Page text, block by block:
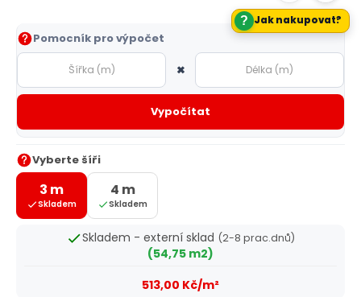
Měrná
cena:
Pomocník pro výpočet
×
Vypočítat
Vyberte šíři
3 m
Skladem
4 m
Skladem
Skladem - externí sklad (2-8 prac.dnů)
(54,75 m2)
513,00 Kč/m²
? Jak nakupovat?